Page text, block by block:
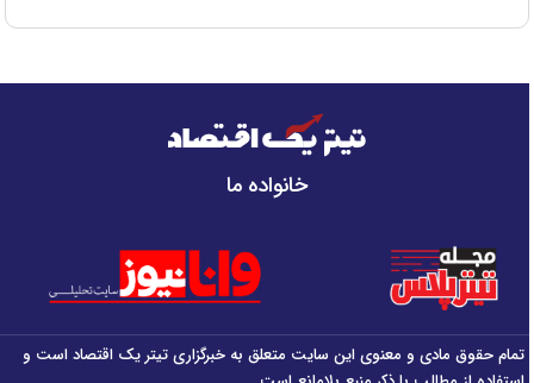
خانواده ما
تمام حقوق مادی و معنوی این سایت متعلق به خبرگزاری تیتر یک اقتصاد است و